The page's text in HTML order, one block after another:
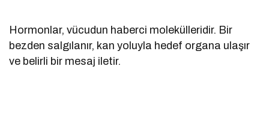
Hormonlar, vücudun haberci molekülleridir. Bir
bezden salgılanır, kan yoluyla hedef organa ulaşır
ve belirli bir mesaj iletir.